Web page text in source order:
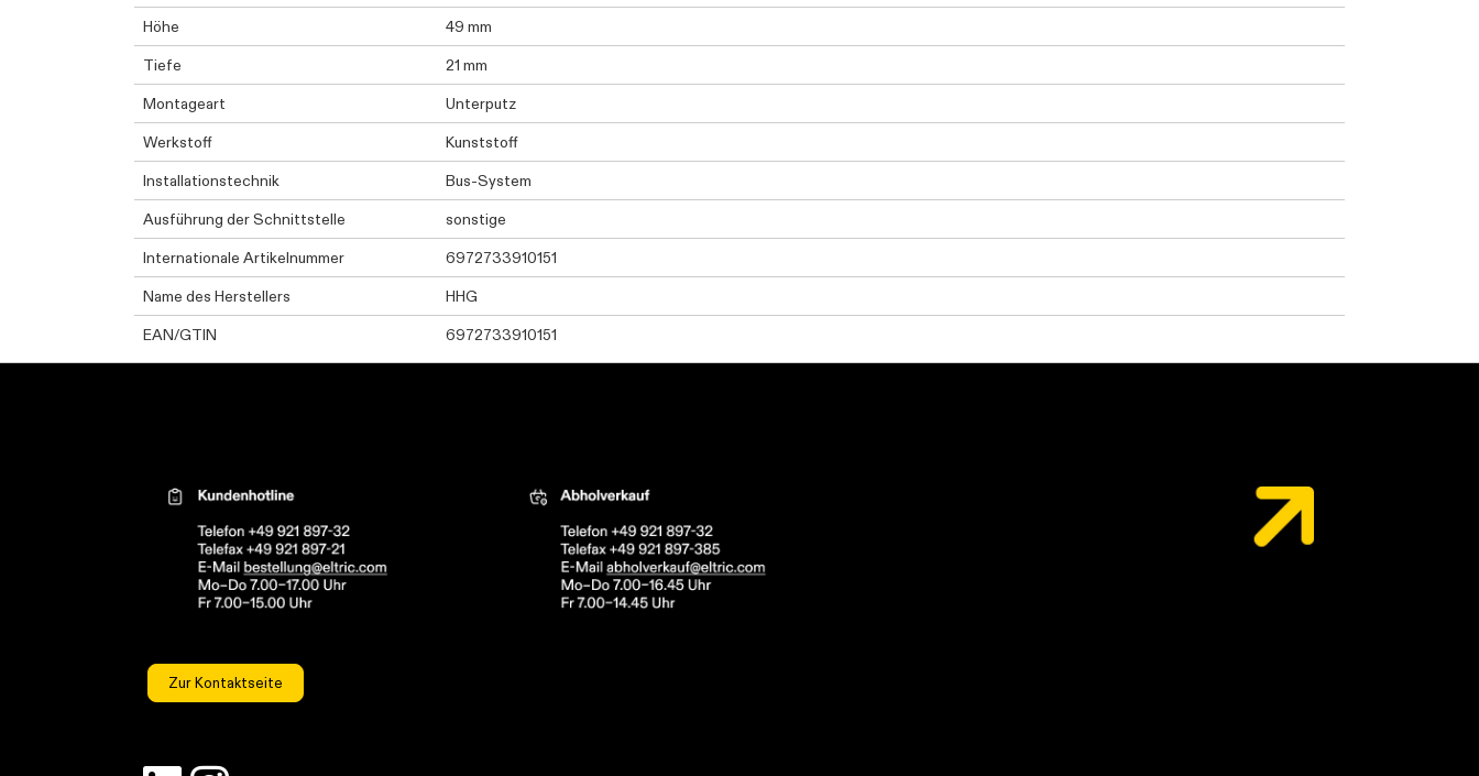
Höhe
49 mm
Tiefe
21 mm
Montageart
Unterputz
Werkstoff
Kunststoff
Installationstechnik
Bus-System
Ausführung der Schnittstelle
sonstige
Internationale Artikelnummer
6972733910151
Name des Herstellers
HHG
EAN/GTIN
6972733910151
Zur Kontaktseite